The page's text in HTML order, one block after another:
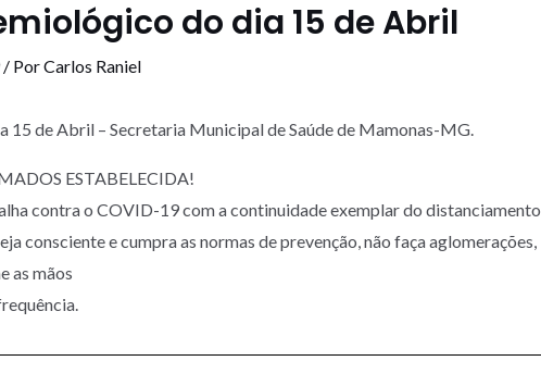
do dia 15 de Abril
/ PorCarlos Raniel
15 de Abril – Secretaria Municipal de Saúde de Mamonas-MG.
ESTABELECIDA!
contra o COVID-19 com a continuidade exemplar do distanciamento
consciente e cumpra as normas de prevenção, não faça aglomerações,
as mãos